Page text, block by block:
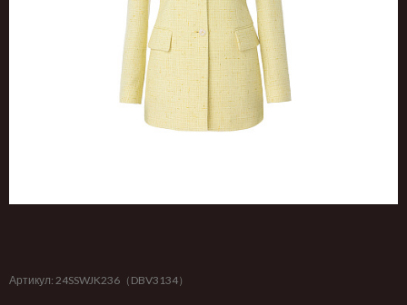
Артикул: 24SSWJK236（DBV3134）